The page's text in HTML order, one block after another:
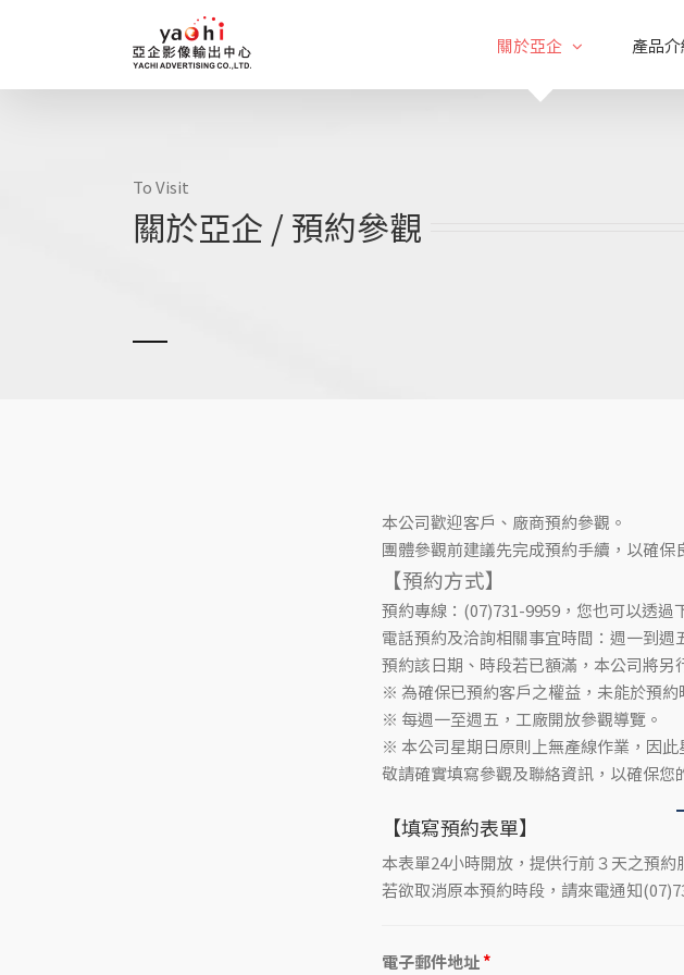
關於亞企 產品
To Visit
關於亞企 / 預約參觀
本公司歡迎客戶、廠商預約參觀。
團體參觀前建議先完成預約手續，以確保
【預約方式】
預約專線：(07)731-9959，您也可以透過
電話預約及洽詢相關事宜時間：週一到週
預約該日期、時段若已額滿，本公司將另
※ 為確保已預約客戶之權益，未能於預
※ 每週一至週五，工廠開放參觀導覽。
※ 本公司星期日原則上無產線作業，因此
敬請確實填寫參觀及聯絡資訊，以確保您
【填寫預約表單】
本表單24小時開放，提供行前３天之預約
若欲取消原本預約時段，請來電通知
電子郵件地址*